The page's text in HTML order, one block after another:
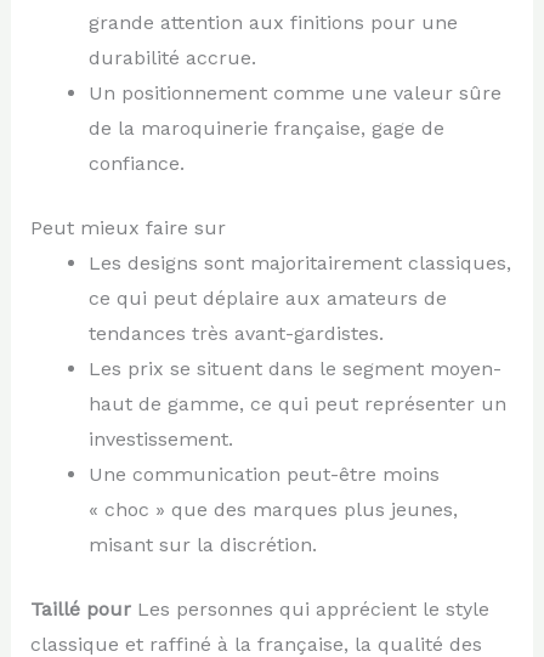
grande attention aux finitions pour une
durabilité accrue.
Un positionnement comme une valeur sûre
de la maroquinerie française, gage de
confiance.
Peut mieux faire sur
Les designs sont majoritairement classiques,
ce qui peut déplaire aux amateurs de
tendances très avant-gardistes.
Les prix se situent dans le segment moyen-
haut de gamme, ce qui peut représenter un
investissement.
Une communication peut-être moins
« choc » que des marques plus jeunes,
misant sur la discrétion.
Taillé pourLes personnes qui apprécient le style
classique et raffiné à la française, la qualité des